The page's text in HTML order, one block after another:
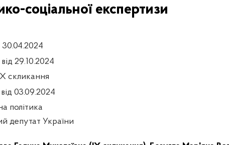
соціальної експертизи
30.04.2024
від 29.10.2024
скликання
від 03.09.2024
політика
депутат України